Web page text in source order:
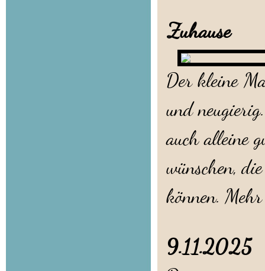
Zuhause
Der kleine
und
auch alleine
wünschen,
können.